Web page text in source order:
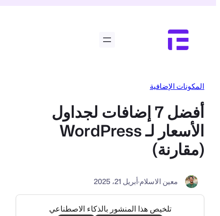
المكونات الإضافية
أفضل 7 إضافات لجداول
الأسعار لـ WordPress
(مقارنة)
معين الاسلام·أبريل 21، 2025
تلخيص هذا المنشور بالذكاء الاصطناعي